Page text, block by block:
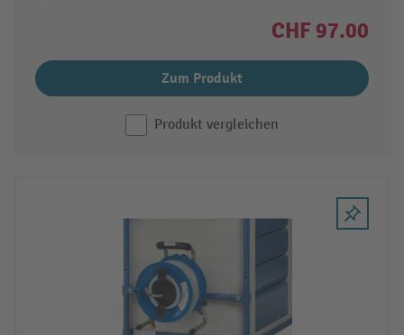
CHF 97.00
Zum Produkt
Produkt vergleichen